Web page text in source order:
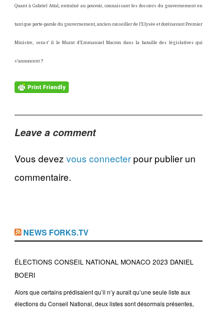
Quant à Gabriel Attal, entraîné au pouvoir, connaissant les dossiers du gouvernement en
tant que porte-parole du gouvernement, ancien conseiller de l’Elysée et dorénavant Premier
Ministre, sera-t’ il le Murat d’Emmanuel Macron dans la bataille des législatives qui
s’annoncent ?
Leave a comment
Vous devez vous connecter pour publier un
commentaire.
NEWS FORKS.TV
ÉLECTIONS CONSEIL NATIONAL MONACO 2023 DANIEL
BOERI
Alors que certains prédisaient qu’il n’y aurait qu’une seule liste aux
élections du Conseil National, deux listes sont désormais présentes,